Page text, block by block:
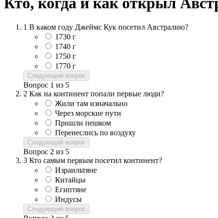
1 В каком году Джеймс Кук посетил Австралию?
1730 г
1740 г
1750 г
1770 г
Следующий вопрос
Вопрос 1 из 5
2 Как на континент попали первые люди?
Жили там изначально
Через морские пути
Пришли пешком
Перенеслись по воздуху
Следующий вопрос
Вопрос 2 из 5
3 Кто самым первым посетил континент?
Израильтяне
Китайцы
Египтяне
Индусы
Следующий вопрос